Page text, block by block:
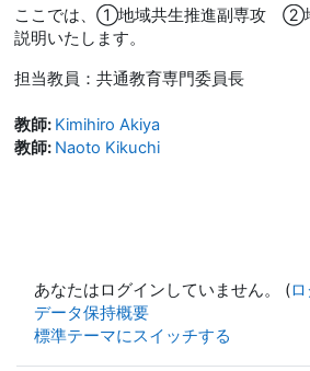
ここでは、①地域共生推進副専攻 ②
説明いたします。
担当教員：共通教育専門委員長
教師: Kimihiro Akiya
教師: Naoto Kikuchi
あなたはログインしていません。 (
データ保持概要
標準テーマにスイッチする